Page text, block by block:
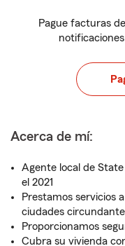
Pague facturas
Acerca de mí:
Agente local de
el 2021
Prestamos servicios
ciudades
Proporcionamos
Cubra su vivienda